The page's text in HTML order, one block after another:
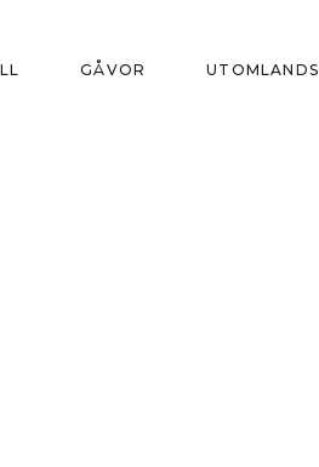
GÅVOR UTOMLANDS